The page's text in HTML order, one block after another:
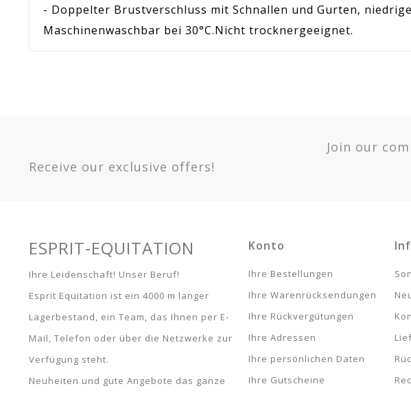
- Doppelter Brustverschluss mit Schnallen und Gurten,
Maschinenwaschbar bei 30°C.Nicht trocknergeeignet.
Warranty
44,09 €
Marine / Himmel - 155 / 206 / 6.9 -
400506756
Marine / Himmel - 125 / 175 / 5.9 -
400506759
400506760
Marine / Himmel - 145 / 190 / 6.3 -
Join our
Receive our exclusive offers!
ESPRIT-EQUITATION
Ihre Leidenschaft! Unser Beruf!
Esprit Equitation ist ein 4000 m langer
Lagerbestand, ein Team, das Ihnen per E-
Mail, Telefon oder über die Netzwerke zur
Verfügung steht.
Neuheiten und gute Angebote das ganze
Konto
Ihre Bestellungen
Ihre Warenrücksendungen
Ihre Rückvergütungen
Ihre Adressen
Ihre persönlichen Daten
Ihre Gutscheine